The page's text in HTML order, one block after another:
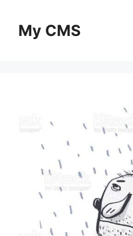
contentMy CMS